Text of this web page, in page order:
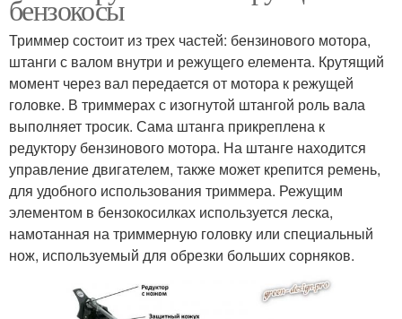
бензокосы
Триммер состоит из трех частей: бензинового мотора,
штанги с валом внутри и режущего елемента. Крутящий
момент через вал передается от мотора к режущей
головке. В триммерах с изогнутой штангой роль вала
выполняет тросик. Сама штанга прикреплена к
редуктору бензинового мотора. На штанге находится
управление двигателем, также может крепится ремень,
для удобного использования триммера. Режущим
элементом в бензокосилках используется леска,
намотанная на триммерную головку или специальный
нож, используемый для обрезки больших сорняков.